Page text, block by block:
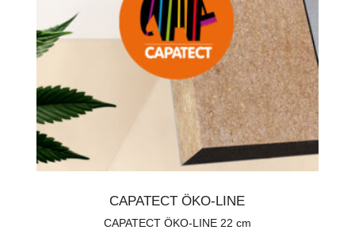
CAPATECT ÖKO-LINE
CAPATECT ÖKO-LINE 22 cm